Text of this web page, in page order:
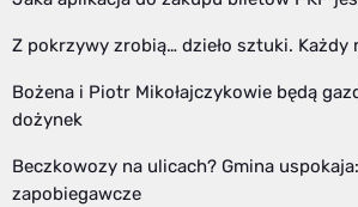
Z pokrzywy zrobią… dzieło sztuki. Każdy
Bożena i Piotr Mikołajczykowie będą
dożynek
Beczkowozy na ulicach? Gmina
zapobiegawcze